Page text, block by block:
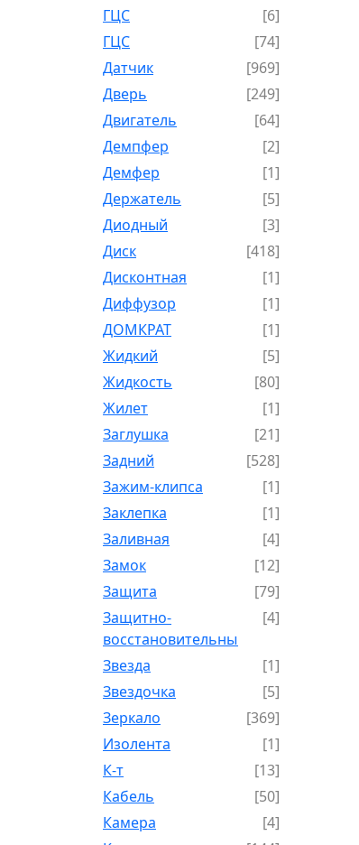
ГЦC
[6]
ГЦС
[74]
Датчик
[969]
Дверь
[249]
Двигатель
[64]
Демпфер
[2]
Демфер
[1]
Держатель
[5]
Диодный
[3]
Диск
[418]
Дисконтная
[1]
Диффузор
[1]
ДОМКРАТ
[1]
Жидкий
[5]
Жидкость
[80]
Жилет
[1]
Заглушка
[21]
Задний
[528]
Зажим-клипса
[1]
Заклепка
[1]
Заливная
[4]
Замок
[12]
Защита
[79]
Защитно-
восстановительный
[4]
Звезда
[1]
Звездочка
[5]
Зеркало
[369]
Изолента
[1]
К-т
[13]
Кабель
[50]
Камера
[4]